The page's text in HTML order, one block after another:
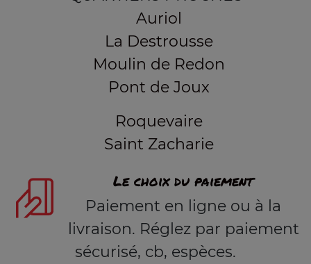
Auriol
La Destrousse
Moulin de Redon
Pont de Joux
Roquevaire
Saint Zacharie
Le choix du paiement
Paiement en ligne ou à la
livraison. Réglez par paiement
sécurisé, cb, espèces.